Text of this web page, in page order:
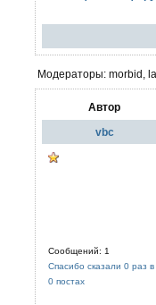
Модераторы: morbid,
Автор
vbc
Сообщений: 1
Спасибо сказали 0 раз в
0 постах